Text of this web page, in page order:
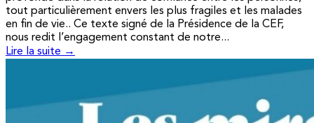
tout particulièrement envers les plus fragiles et les malades
en fin de vie.. Ce texte signé de la Présidence de la CEF,
nous redit l’engagement constant de notre...
Lire la suite →